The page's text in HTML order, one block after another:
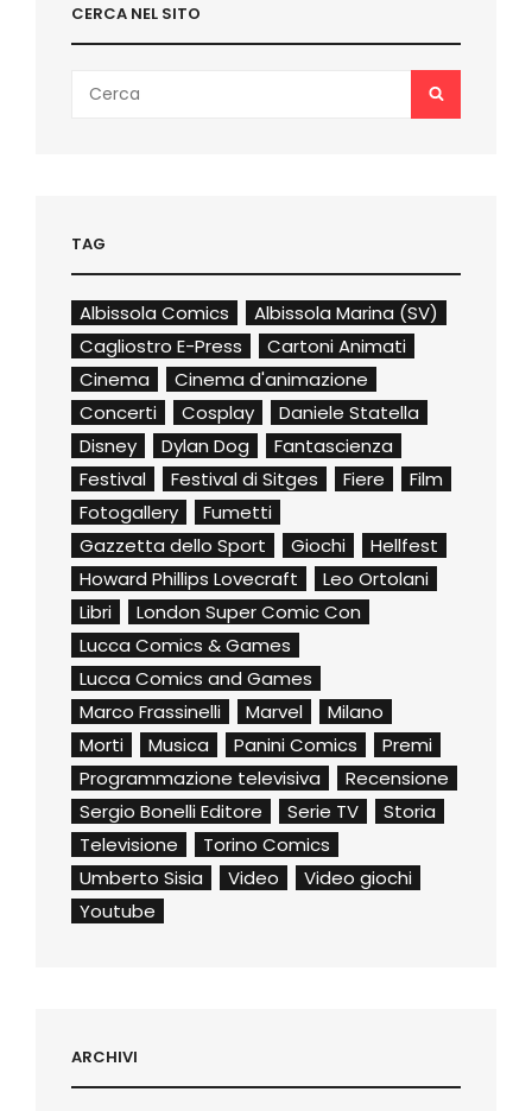
CERCA NEL SITO
for:
SEARCH
TAG
Albissola Comics
Albissola Marina (SV)
Cagliostro E-Press
Cartoni Animati
Cinema
Cinema d'animazione
Concerti
Cosplay
Daniele Statella
Disney
Dylan Dog
Fantascienza
Festival
Festival di Sitges Fiere
Film
Fotogallery
Fumetti
Gazzetta dello Sport
Giochi
Hellfest
Howard Phillips Lovecraft
Leo Ortolani
Libri
London Super Comic Con
Lucca Comics & Games
Lucca Comics and Games
Marco Frassinelli
Marvel
Milano
Morti
Musica Panini Comics
Premi
Programmazione televisiva
Recensione
Sergio Bonelli Editore
Serie TV
Storia
Televisione
Torino Comics
Umberto Sisia
Video
Video giochi
Youtube
ARCHIVI